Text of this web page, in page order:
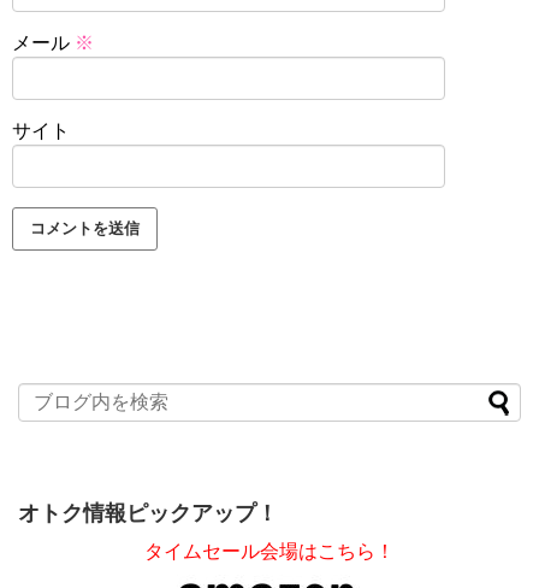
メール ※
サイト
オトク情報ピックアップ！
タイムセール会場はこちら！